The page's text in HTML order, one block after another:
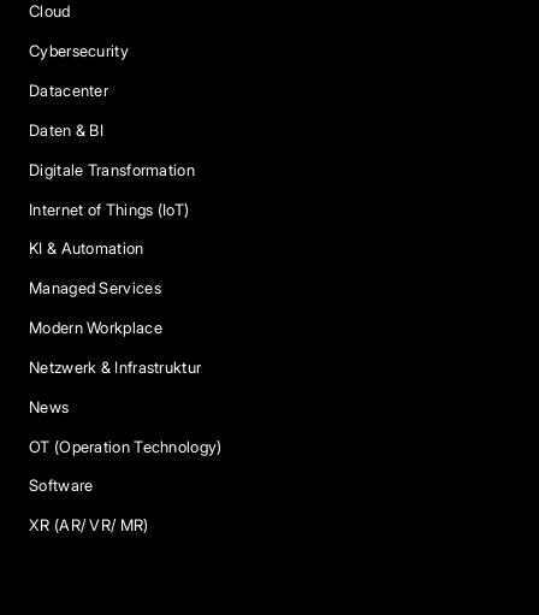
Cloud
Cybersecurity
Datacenter
Daten & BI
Digitale Transformation
Internet of Things (IoT)
KI & Automation
Managed Services
Modern Workplace
Netzwerk & Infrastruktur
News
OT (Operation Technology)
Software
XR (AR/ VR/ MR)